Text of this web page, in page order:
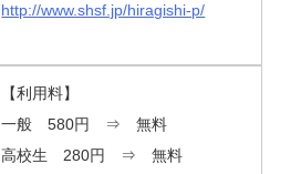
http://www.shsf.jp/hiragishi-p/
【利用料】
一般 580円 ⇒ 無料
高校生 280円 ⇒ 無料